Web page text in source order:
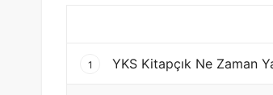
1 YKS Kitapçık Ne Zaman